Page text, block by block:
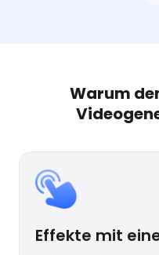
Warum
Effekte mit